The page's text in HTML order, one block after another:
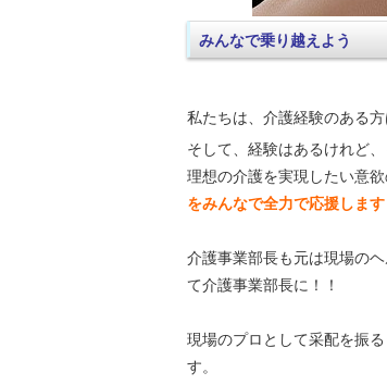
みんなで乗り越えよう
私たちは、介護経験のある方
そして、経験はあるけれど
理想の介護を実現したい意
をみんなで全力で応援します
介護事業部長も元は現場の
て介護事業部長に！！
現場のプロとして采配を振
す。